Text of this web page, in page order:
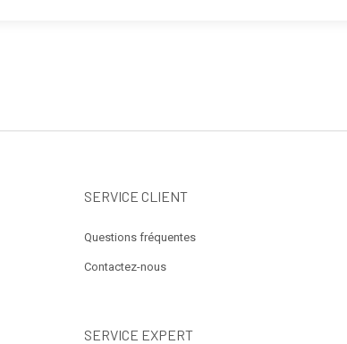
SERVICE CLIENT
Questions fréquentes
Contactez-nous
SERVICE EXPERT